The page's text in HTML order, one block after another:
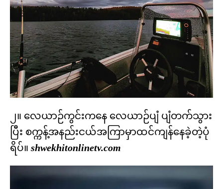
၂။ လေယာဉ်ကွင်းကနေ လေယာဉ်ပျံ ပျံတက်သွား
ပြီး စက္ကန့်အနည်းငယ်အကြာမှာထင်ကျန်နေခဲ့တဲ့ပုံ
ရိပ်။ shwekhitonlinetv.com